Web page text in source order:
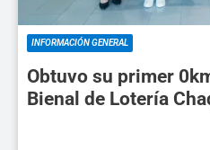
INFORMACIÓN GENERAL
Obtuvo su primer
Bienal de Lotería